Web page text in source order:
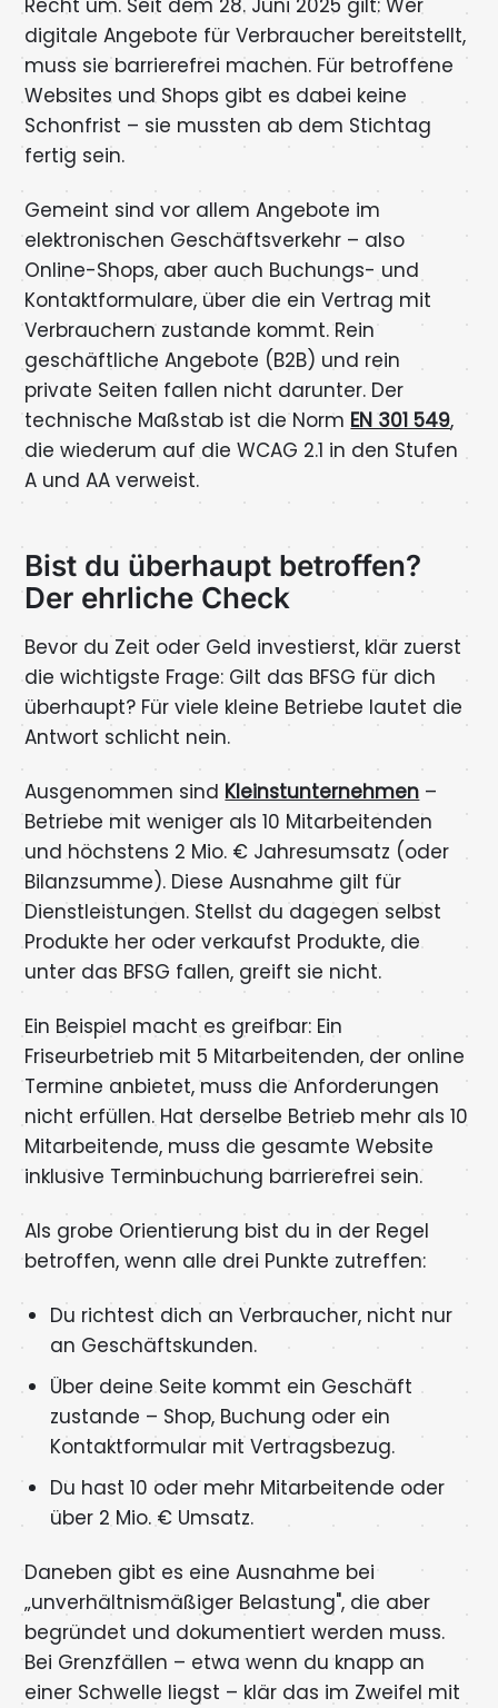
Recht um. Seit dem 28. Juni 2025 gilt: Wer
digitale Angebote für Verbraucher bereitstellt,
muss sie barrierefrei machen. Für betroffene
Websites und Shops gibt es dabei keine
Schonfrist – sie mussten ab dem Stichtag
fertig sein.
Gemeint sind vor allem Angebote im
elektronischen Geschäftsverkehr – also
Online-Shops, aber auch Buchungs- und
Kontaktformulare, über die ein Vertrag mit
Verbrauchern zustande kommt. Rein
geschäftliche Angebote (B2B) und rein
private Seiten fallen nicht darunter. Der
technische Maßstab ist die Norm EN 301 549,
die wiederum auf die WCAG 2.1 in den Stufen
A und AA verweist.
Bist du überhaupt betroffen?
Der ehrliche Check
Bevor du Zeit oder Geld investierst, klär zuerst
die wichtigste Frage: Gilt das BFSG für dich
überhaupt? Für viele kleine Betriebe lautet die
Antwort schlicht nein.
Ausgenommen sind Kleinstunternehmen –
Betriebe mit weniger als 10 Mitarbeitenden
und höchstens 2 Mio. € Jahresumsatz (oder
Bilanzsumme). Diese Ausnahme gilt für
Dienstleistungen. Stellst du dagegen selbst
Produkte her oder verkaufst Produkte, die
unter das BFSG fallen, greift sie nicht.
Ein Beispiel macht es greifbar: Ein
Friseurbetrieb mit 5 Mitarbeitenden, der online
Termine anbietet, muss die Anforderungen
nicht erfüllen. Hat derselbe Betrieb mehr als 10
Mitarbeitende, muss die gesamte Website
inklusive Terminbuchung barrierefrei sein.
Als grobe Orientierung bist du in der Regel
betroffen, wenn alle drei Punkte zutreffen:
Du richtest dich an Verbraucher, nicht nur
an Geschäftskunden.
Über deine Seite kommt ein Geschäft
zustande – Shop, Buchung oder ein
Kontaktformular mit Vertragsbezug.
Du hast 10 oder mehr Mitarbeitende oder
über 2 Mio. € Umsatz.
Daneben gibt es eine Ausnahme bei
„unverhältnismäßiger Belastung", die aber
begründet und dokumentiert werden muss.
Bei Grenzfällen – etwa wenn du knapp an
einer Schwelle liegst – klär das im Zweifel mit